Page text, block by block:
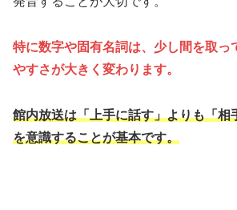
特に数字や固有名詞は、少し間を取っ
やすさが大きく変わります。
館内放送は「上手に話す」よりも「相
を意識することが基本です。